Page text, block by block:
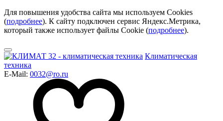
Для повышения удобства сайта мы используем Cookies
(подробнее). К сайту подключен сервис Яндекс.Метрика,
который также использует файлы Cookie (подробнее).
Климатическая
техника
E-Mail: 0032@ro.ru